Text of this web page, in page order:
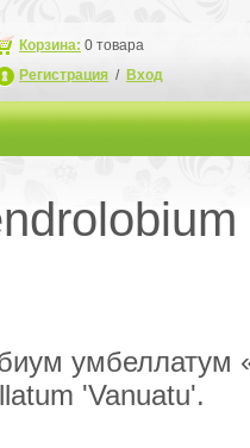
Корзина: 0 товара
Регистрация / Вход
умбеллатум
'Vanuatu'.